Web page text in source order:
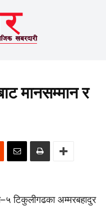
मानसम्मान र
टिकुलीगढका अम्मरबहादुर